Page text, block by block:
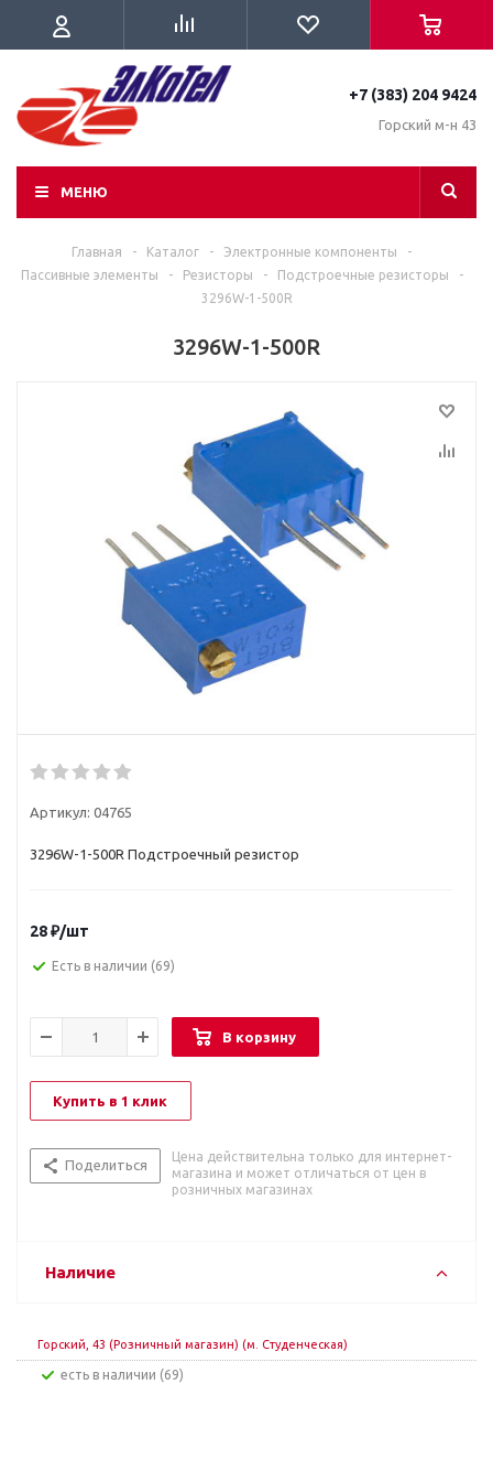
+7 (383) 204 9424
Горский м-н 43
МЕНЮ
Главная - Каталог - Электронные компоненты
-
Пассивные элементы
- Резисторы - Подстроечные резисторы
-
3296W-1-500R
3296W-1-500R
Артикул: 04765
3296W-1-500R Подстроечный резистор
28₽/шт
Есть в наличии (69)
В корзину
Купить в 1 клик
Поделиться
Цена действительна только для интернет-
магазина и может отличаться от цен в
розничных магазинах
Наличие
Горский, 43 (Розничный магазин) (м. Студенческая)
Есть в наличии (69)